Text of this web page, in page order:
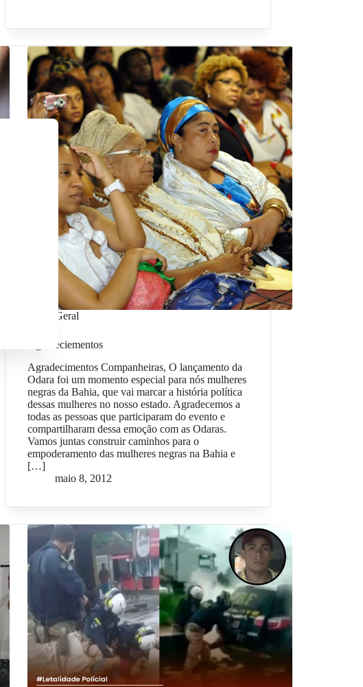
Geral
Agradeciementos
Agradecimentos Companheiras, O lançamento da
Odara foi um momento especial para nós mulheres
negras da Bahia, que vai marcar a história política
dessas mulheres no nosso estado. Agradecemos a
todas as pessoas que participaram do evento e
compartilharam dessa emoção com as Odaras.
Vamos juntas construir caminhos para o
empoderamento das mulheres negras na Bahia e
[…]
maio 8, 2012